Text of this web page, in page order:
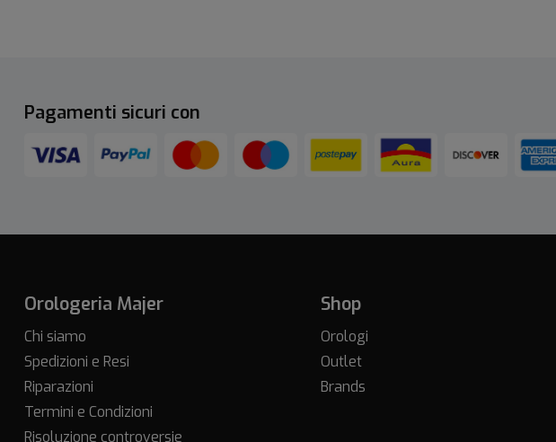
Pagamenti sicuri con
Orologeria Majer
Chi siamo
Spedizioni e Resi
Riparazioni
Termini e Condizioni
Risoluzione controversie
Shop
Orologi
Outlet
Brands